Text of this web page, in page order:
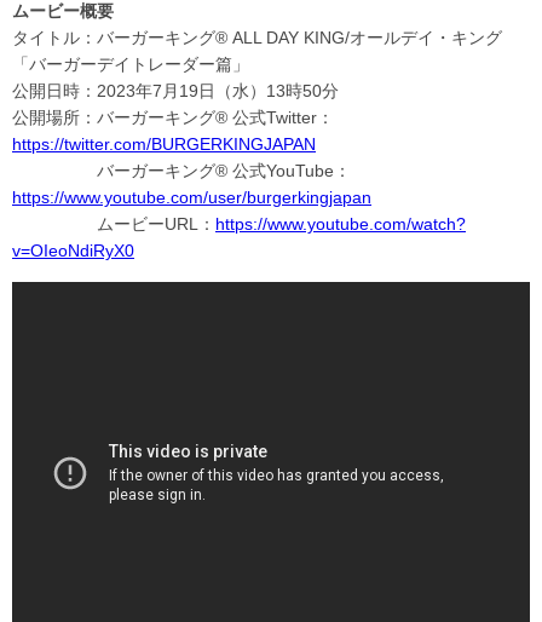
ムービー概要
タイトル：バーガーキング® ALL DAY KING/オールデイ・キング
「バーガーデイトレーダー篇」
公開日時：2023年7月19日（水）13時50分
公開場所：バーガーキング® 公式Twitter：
https://twitter.com/BURGERKINGJAPAN
バーガーキング® 公式YouTube：
https://www.youtube.com/user/burgerkingjapan
ムービーURL： https://www.youtube.com/watch?
v=OIeoNdiRyX0